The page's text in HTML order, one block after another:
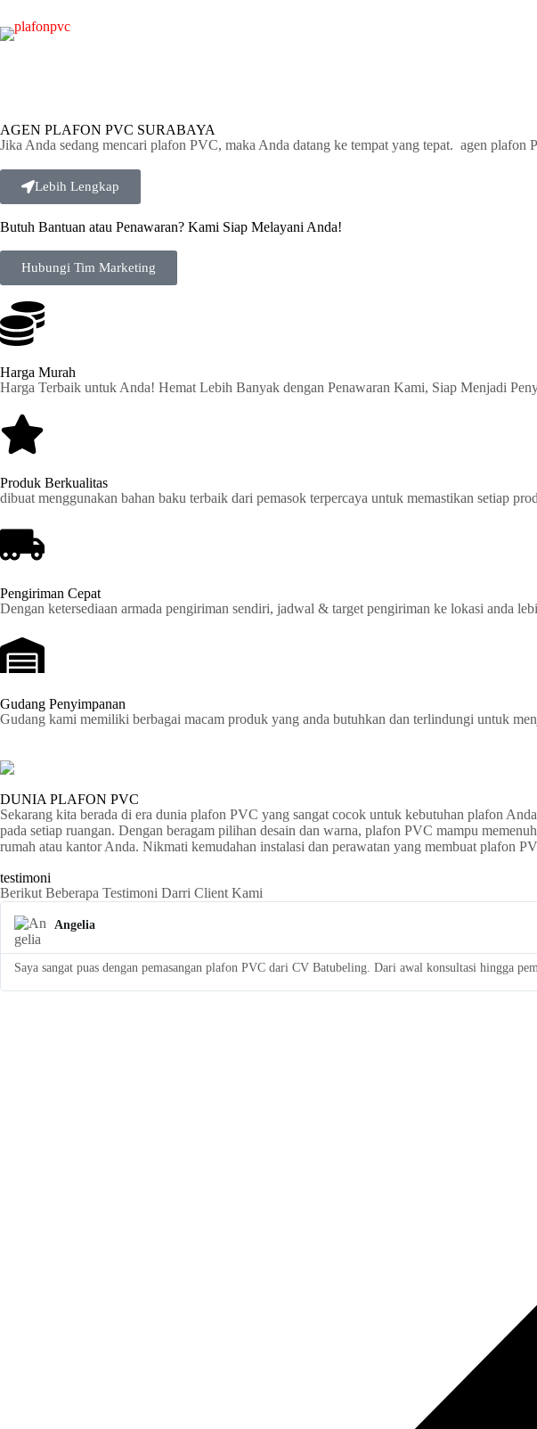
AGEN PLAFON PVC SURABAYA
Jika Anda sedang mencari plafon PVC, maka Anda datang ke tempat yang tepat. agen
Lebih Lengkap
Butuh Bantuan atau Penawaran? Kami Siap Melayani Anda!
Hubungi Tim Marketing
Harga Murah
Harga Terbaik untuk Anda! Hemat Lebih Banyak dengan Penawaran Kami, Siap Menjadi
Produk Berkualitas
dibuat menggunakan bahan baku terbaik dari pemasok terpercaya untuk memastikan setiap
Pengiriman Cepat
Dengan ketersediaan armada pengiriman sendiri, jadwal & target pengiriman ke lokasi anda
Gudang Penyimpanan
Gudang kami memiliki berbagai macam produk yang anda butuhkan dan terlindungi untuk
DUNIA PLAFON PVC
Sekarang kita berada di era dunia plafon PVC yang sangat cocok untuk kebutuhan plafon
pada setiap ruangan. Dengan beragam pilihan desain dan warna, plafon PVC mampu
rumah atau kantor Anda. Nikmati kemudahan instalasi dan perawatan yang membuat plafon
testimoni
Berikut Beberapa Testimoni Darri Client Kami
Angelia
Saya sangat puas dengan pemasangan plafon PVC dari CV Batubeling. Dari awal konsultasi hingga